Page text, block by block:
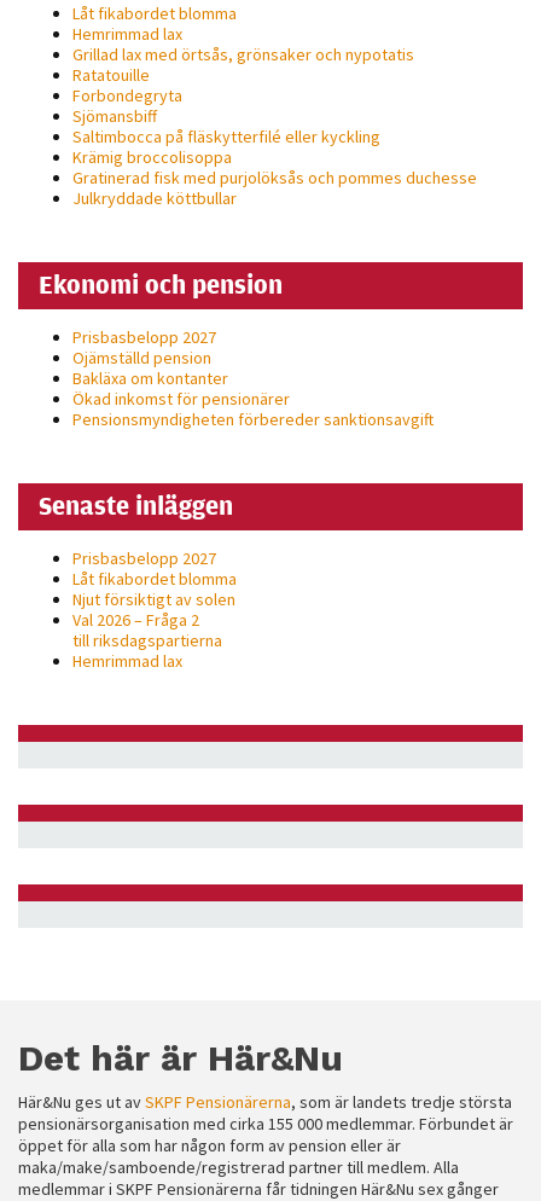
Låt fikabordet blomma
Hemrimmad lax
Grillad lax med örtsås, grönsaker och nypotatis
Ratatouille
Forbondegryta
Sjömansbiff
Saltimbocca på fläsk­ytterfilé eller kyckling
Krämig broccolisoppa
Gratinerad fisk med purjolöksås och pommes duchesse
Julkryddade köttbullar
Ekonomi och pension
Prisbasbelopp 2027
Ojämställd pension
Bakläxa om kontanter
Ökad inkomst för pensionärer
Pensionsmyndigheten förbereder sanktionsavgift
Senaste inläggen
Prisbasbelopp 2027
Låt fikabordet blomma
Njut försiktigt av solen
Val 2026 – Fråga 2
till riksdagspartierna
Hemrimmad lax
Det här är Här&Nu
Här&Nu ges ut avSKPF Pensionärerna, som är landets tredje största
pensionärsorganisation med cirka 155 000 medlemmar. Förbundet är
öppet för alla som har någon form av pension eller är
maka/make/samboende/registrerad partner till medlem. Alla
medlemmar i SKPF Pensionärerna får tidningen Här&Nu sex gånger